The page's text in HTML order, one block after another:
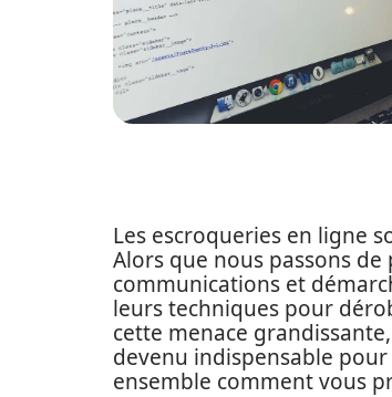
Les escroqueries en ligne
Alors que nous passons
communications et
leurs techniques pour
cette menace
devenu indispensable
ensemble comment vous